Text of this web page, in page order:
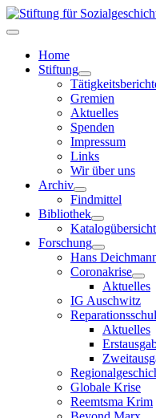
Home
Stiftung
Gremien
Aktuelles
Spenden
Impressum
Links
Wir über uns
Archiv
Findmittel
Bibliothek
Katalogübersicht
Forschung
Hans
Coronakrise
Aktuelles
IG Auschwitz
Aktuelles
Globale Krise
Reemtsma Krim